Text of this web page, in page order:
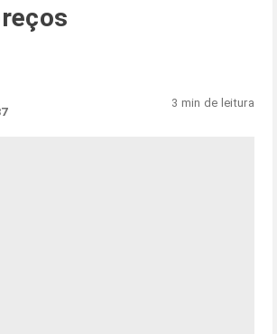
3 min de leitura